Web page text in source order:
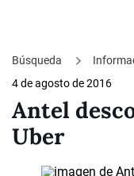
Búsqueda
4 de agosto de 2016
Antel
Uber